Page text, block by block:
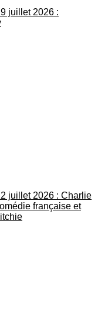
juillet 2026 :
juillet 2026 : Charlie
française et